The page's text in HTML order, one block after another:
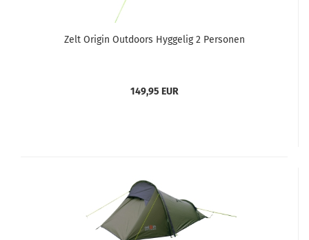
Zelt Origin Outdoors Hyggelig 2 Personen
149,95 EUR